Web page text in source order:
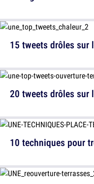
20 tweets drôles sur
15 tweets drôles sur
10 techniques pour